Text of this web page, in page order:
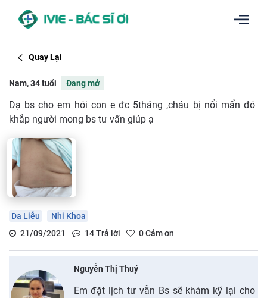
Quay Lại
Nam, 34 tuổi Đang mở
Dạ bs cho em hỏi con e đc 5tháng ,cháu bị nổi mẩn đỏ
khắp người mong bs tư vấn giúp ạ
Da Liễu
Nhi Khoa
21/09/2021
14Trả lời 0Cảm ơn
Nguyễn Thị Thuỷ
Em đặt lịch tư vẫn Bs sẽ khám kỹ lại cho